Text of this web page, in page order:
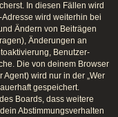
In diesen Fällen wird
wird weiterhin bei
Ändern von Beiträgen
Änderungen an
Benutzer-
Die von deinem Browser
wird nur in der „Wer
gespeichert.
Boards, dass weitere
Abstimmungsverhalten